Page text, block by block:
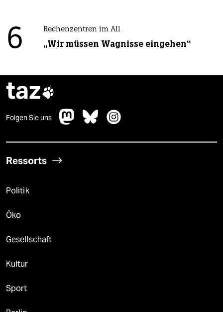
6 Rechenzentren im All
„Wir müssen Wagnisse eingehen“
taz
Folgen Sie uns
Ressorts
Politik
Öko
Gesellschaft
Kultur
Sport